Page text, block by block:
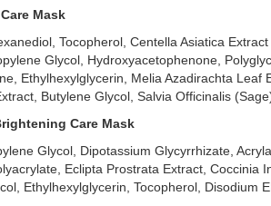
Care Mask:
Care Mask:
chứa thành phần
Calming Care Mask:chứa phức hợp
ôm sát vào da mặt, không bị xô lệch
Mask
Tocopherol, Centella Asiatica
Glycol, Hydroxyacetophenone,
Ethylhexylglycerin, Melia Azadirachta
Butylene Glycol, Salvia Officinalis
Care Mask
Glycol, Dipotassium Glycyrrhizate,
Eclipta Prostrata Extract, Coccinia
Ethylhexylglycerin, Tocopherol, Disodium